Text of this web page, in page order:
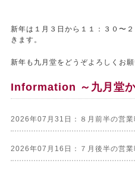
新年は１月３日から１１：３０〜
きます。
新年も九月堂をどうぞよろしくお
Information ～九月堂
2026年07月31日：８月前半の営業
2026年07月16日：７月後半の営業